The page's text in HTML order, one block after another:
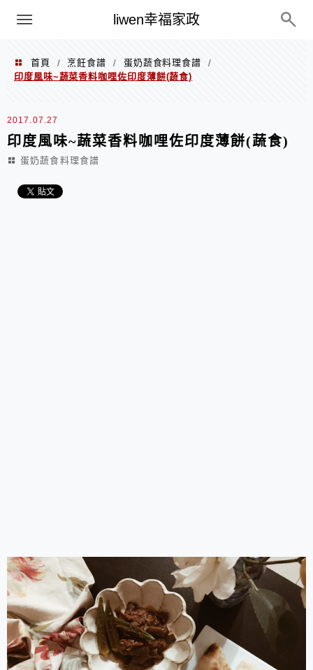
liwen幸福家政
menu
首頁 / 烹飪食譜 / 蛋奶蔬食料理食譜
/
印度風味~蔬菜香料咖哩佐印度薄餅(蔬食)
2017.07.27
印度風味~蔬菜香料咖哩佐印度薄餅(蔬食)
蛋奶蔬食料理食譜